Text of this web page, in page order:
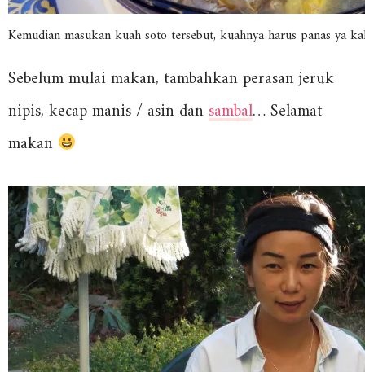
Kemudian masukan kuah soto tersebut, kuahnya harus panas ya
Sebelum mulai makan, tambahkan perasan jeruk
nipis, kecap manis / asin dansambal… Selamat
makan